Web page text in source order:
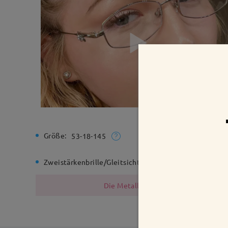
Größe: 53-18-145
Zweistärkenbrille/Gleitsichtbrille:
Die Metallfassungen enthalten